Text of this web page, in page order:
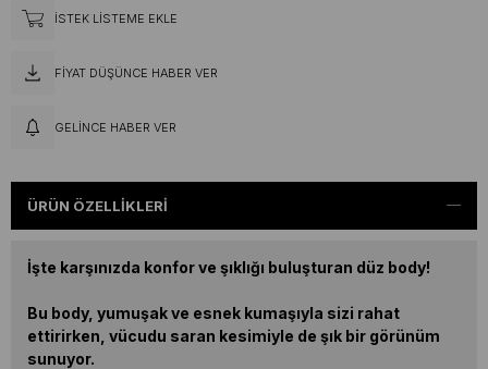
İSTEK LISTEME EKLE
FIYAT DÜŞÜNCE HABER VER
GELINCE HABER VER
ÜRÜN ÖZELLIKLERI
İşte karşınızda konfor ve şıklığı buluşturan düz body!
Bu body, yumuşak ve esnek kumaşıyla sizi rahat
ettirirken, vücudu saran kesimiyle de şık bir görünüm
sunuyor.